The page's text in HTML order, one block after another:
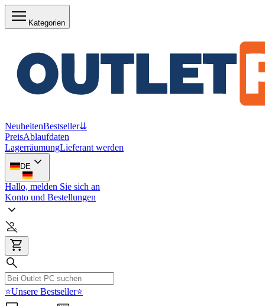
Kategorien
NeuheitenBestseller⇊
PreisAblaufdaten
LagerräumungLieferant werden
DE
Hallo, melden Sie sich an
Konto und Bestellungen
⭐Unsere Bestseller⭐